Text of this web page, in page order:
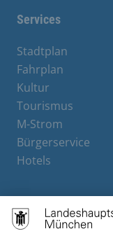
Services
Stadtplan
Fahrplan
Kultur
Tourismus
M-Strom
Bürgerservice
Hotels
Contact